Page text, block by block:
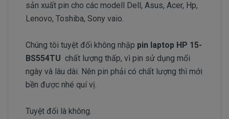
sản xuất pin cho các modell Dell, Asus, Acer, Hp,
Lenovo, Toshiba, Sony vaio.
Chúng tôi tuyệt đối không nhập pin laptop HP 15-
BS554TU chất lượng thấp, vì pin sử dụng mổi
ngày và lâu dài. Nên pin phải có chất lượng thì mới
bền được nhé quí vị.
Tuyệt đối là không.